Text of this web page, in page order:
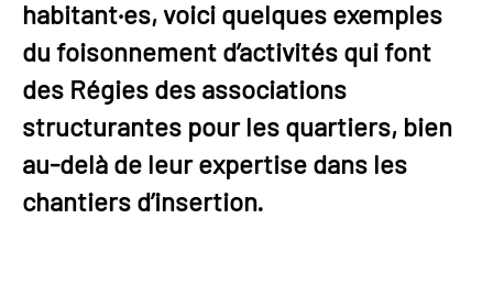
habitant·es, voici quelques exemples
du foisonnement d’activités qui font
des Régies des associations
structurantes pour les quartiers, bien
au-delà de leur expertise dans les
chantiers d’insertion.